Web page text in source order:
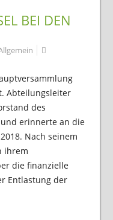
BEI DEN
Abteilungsleiter
des
erinnerte an die
Nach seinem
ihrem
die finanzielle
Entlastung der